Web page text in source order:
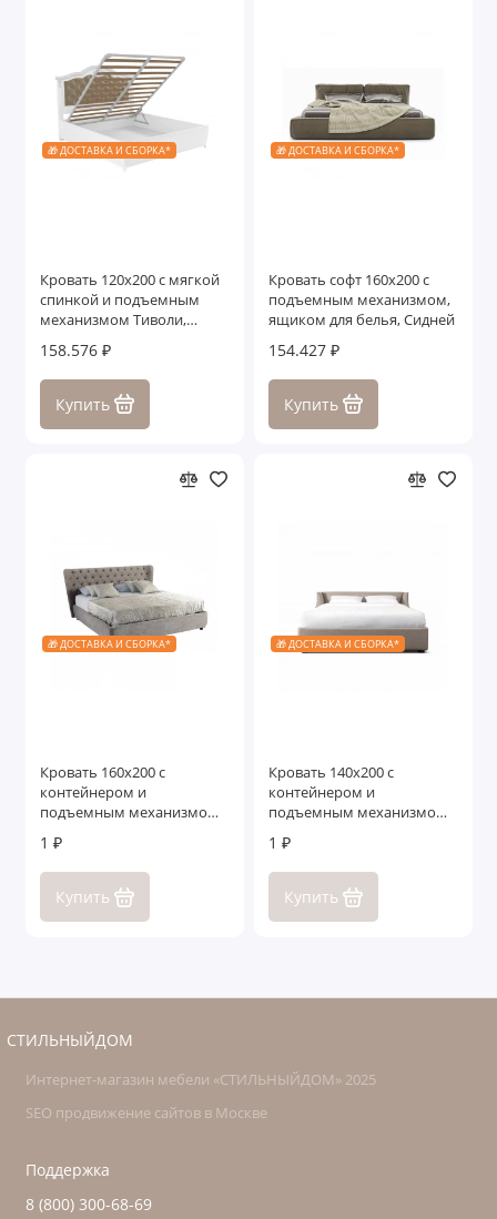
🎁 ДОСТАВКА И СБОРКА*
Кровать 120x200 с мягкой
спинкой и подъемным
механизмом Тиволи,
158.576 ₽
Купить
🎁 ДОСТАВКА И СБОРКА*
Кровать софт 160x200 с
подъемным механизмом,
ящиком для белья, Сидней
154.427 ₽
Купить
🎁 ДОСТАВКА И СБОРКА*
Кровать 160x200 с
контейнером и
подъемным механизмом
1 ₽
Купить
🎁 ДОСТАВКА И СБОРКА*
Кровать 140x200 c
контейнером и
подъемным механизмом
1 ₽
Купить
СТИЛЬНЫЙДОМ
Интернет-магазин мебели «СТИЛЬНЫЙДОМ» 2025
SEO продвижение сайтов в Москве
Поддержка
8 (800) 300-68-69